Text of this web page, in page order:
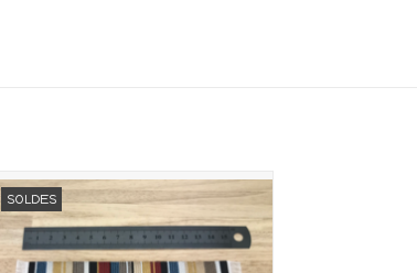
SOLDES
Miniature pour maison de poupée
Echelle 1:12
AJOUTER AU PANIER